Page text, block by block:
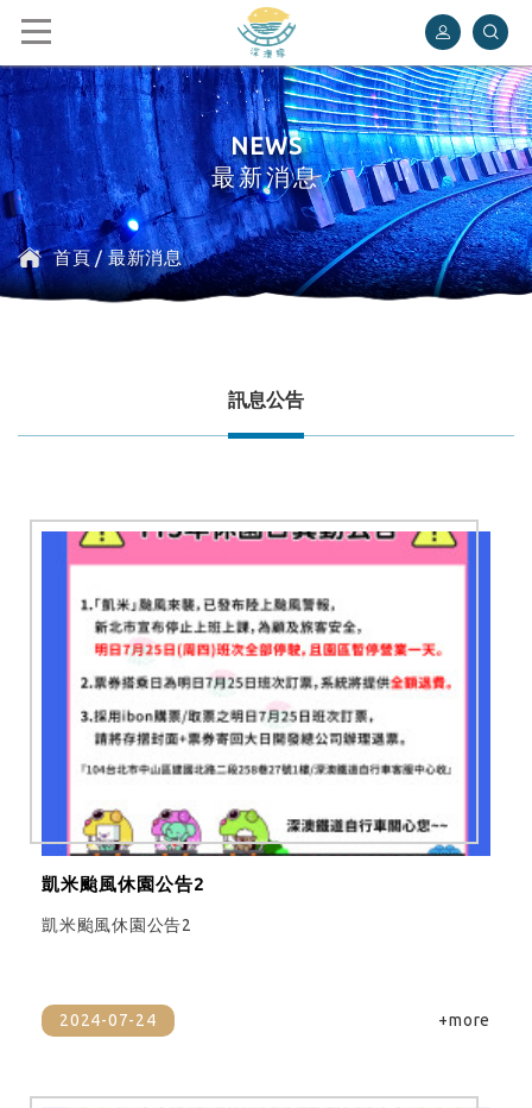
深澳鐵道自行車
NEWS
最新消息
首頁/最新消息
訊息公告
凱米颱風休園公告2
凱米颱風休園公告2
2024-07-24 +more